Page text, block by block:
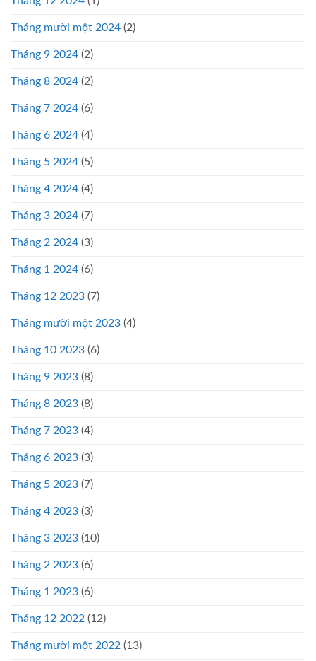
Tháng mười một 2024 (2)
Tháng 9 2024 (2)
Tháng 8 2024 (2)
Tháng 7 2024 (6)
Tháng 6 2024 (4)
Tháng 5 2024 (5)
Tháng 4 2024 (4)
Tháng 3 2024 (7)
Tháng 2 2024 (3)
Tháng 1 2024 (6)
Tháng 12 2023 (7)
Tháng mười một 2023 (4)
Tháng 10 2023 (6)
Tháng 9 2023 (8)
Tháng 8 2023 (8)
Tháng 7 2023 (4)
Tháng 6 2023 (3)
Tháng 5 2023 (7)
Tháng 4 2023 (3)
Tháng 3 2023 (10)
Tháng 2 2023 (6)
Tháng 1 2023 (6)
Tháng 12 2022 (12)
Tháng mười một 2022 (13)